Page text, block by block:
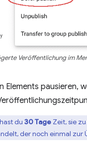
Veröffentlichung im
pausieren,
du 30 Tage Zeit, sie
der noch einmal